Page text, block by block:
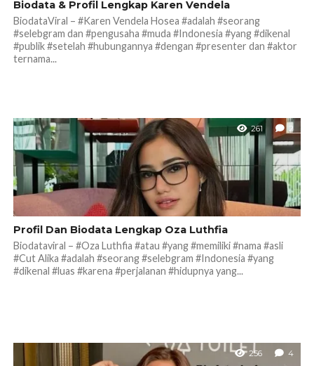
Biodata & Profil Lengkap Karen Vendela
BiodataViral – #Karen Vendela Hosea #adalah #seorang
#selebgram dan #pengusaha #muda #Indonesia #yang #dikenal
#publik #setelah #hubungannya #dengan #presenter dan #aktor
ternama...
261 2
Profil Dan Biodata Lengkap Oza Luthfia
Biodataviral – #Oza Luthfia #atau #yang #memiliki #nama #asli
#Cut Alika #adalah #seorang #selebgram #Indonesia #yang
#dikenal #luas #karena #perjalanan #hidupnya yang...
256 4